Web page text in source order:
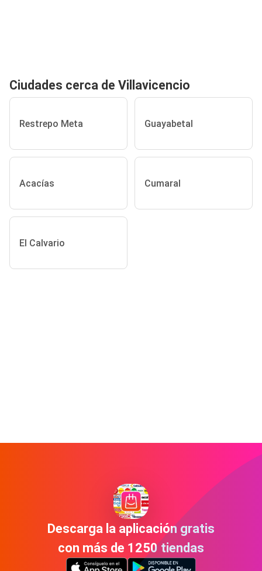
Ciudades cerca de Villavicencio
Restrepo Meta Guayabetal
Acacías Cumaral
El Calvario
Descarga la aplicación gratis
con más de 1250 tiendas